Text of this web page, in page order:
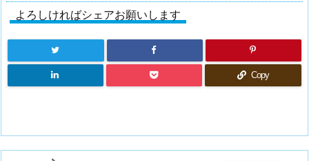
よろしければシェアお願いします
Copy